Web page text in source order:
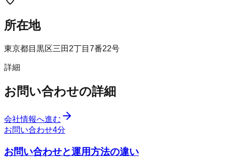
所在地
東京都目黒区三田2丁目7番22号
詳細
お問い合わせの詳細
会社情報へ進む
お問い合わせ4分
お問い合わせと運用方法の違い